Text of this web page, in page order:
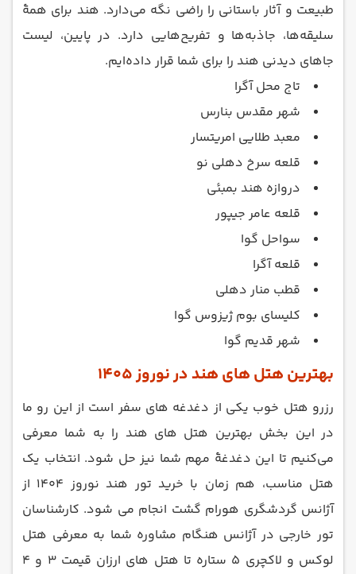
طبیعت و آثار باستانی را راضی نگه می‌دارد. هند برای همۀ
سلیقه‌ها، جاذبه‌ها و تفریح‌هایی دارد. در پایین، لیست
جاهای دیدنی هند را برای شما قرار داده‌‌ایم.
تاج محل آگرا
شهر مقدس بنارس
معبد طلایی امریتسار
قلعه سرخ دهلی نو
دروازه هند بمبئی
قلعه عامر جیپور
سواحل گوا
قلعه آگرا
قطب منار دهلی
کلیسای بوم ژیزوس گوا
شهر قدیم گوا
بهترین هتل های هند در نوروز 1405
رزرو هتل خوب یکی از دغدغه های سفر است از این رو ما
در این بخش بهترین هتل های هند را به شما معرفی
می‌کنیم تا این دغدغۀ مهم شما نیز حل شود. انتخاب یک
هتل مناسب، هم زمان با خرید تور هند نوروز 1404 از
آژانس گردشگری هورام گشت انجام می شود. کارشناسان
تور خارجی در آژانس هنگام مشاوره شما به معرفی هتل
لوکس و لاکچری 5 ستاره تا هتل های ارزان قیمت 3 و 4